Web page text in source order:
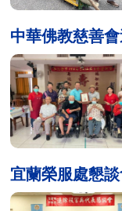
中華佛教慈善
宜蘭榮服處懇